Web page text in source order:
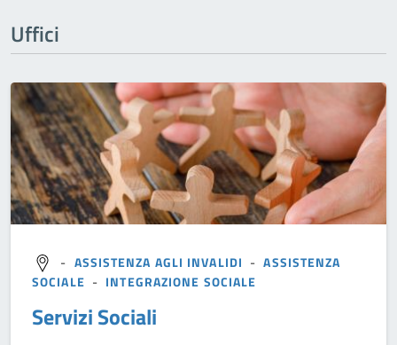
Uffici
- ASSISTENZA AGLI INVALIDI -ASSISTENZA
SOCIALE - INTEGRAZIONE SOCIALE
Servizi Sociali